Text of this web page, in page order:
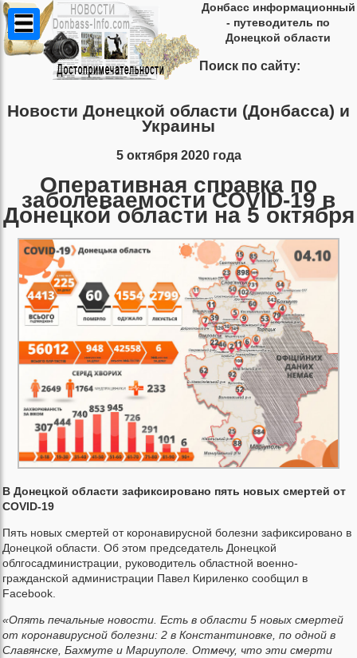
Донбасс информационный
- путеводитель по
Донецкой области
Поиск по сайту:
Новости Донецкой области (Донбасса) и
Украины
5 октября 2020 года
Оперативная справка по
заболеваемости COVID-19 в
Донецкой области на 5 октября
В Донецкой области зафиксировано пять новых смертей от
COVID-19
Пять новых смертей от коронавирусной болезни зафиксировано в
Донецкой области. Об этом председатель Донецкой
облгосадминистрации, руководитель областной военно-
гражданской администрации Павел Кириленко сообщил в
Facebook.
«Опять печальные новости. Есть в области 5 новых смертей
от коронавирусной болезни: 2 в Константиновке, по одной в
Славянске, Бахмуте и Мариуполе. Отмечу, что эти смерти